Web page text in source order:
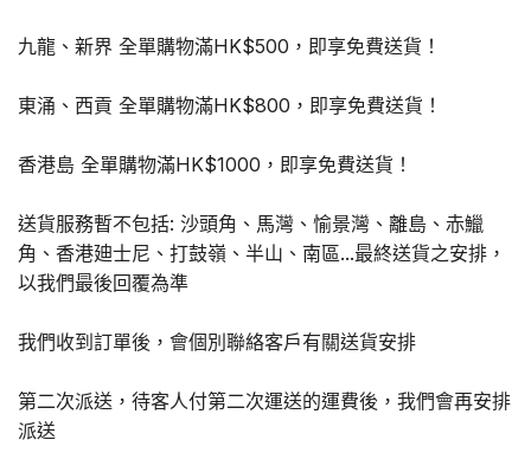
九龍、新界 全單購物滿HK$500，即享免費送貨！
東涌、西貢 全單購物滿HK$800，即享免費送貨！
香港島 全單購物滿HK$1000，即享免費送貨！
送貨服務暫不包括: 沙頭角、馬灣、愉景灣、離島、赤鱲
角、香港廸士尼、打鼓嶺、半山、南區...最終送貨之安排，
以我們最後回覆為準
我們收到訂單後，會個別聯絡客戶有關送貨安排
第二次派送，待客人付第二次運送的運費後，我們會再安排
派送